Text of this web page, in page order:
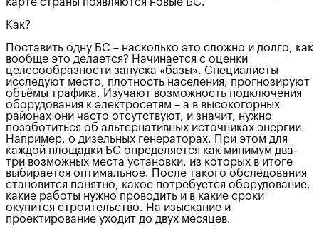
Как?
Поставить одну БС – насколько это сложно и долго, как
вообще это делается? Начинается с оценки
целесообразности запуска «базы». Специалисты
исследуют место, плотность населения, прогнозируют
объёмы трафика. Изучают возможность подключения
оборудования к электросетям – а в высокогорных
районах они часто отсутствуют, и значит, нужно
позаботиться об альтернативных источниках энергии.
Например, о дизельных генераторах. При этом для
каждой площадки БС определяется как минимум два-
три возможных места установки, из которых в итоге
выбирается оптимальное. После такого обследования
становится понятно, какое потребуется оборудование,
какие работы нужно проводить и в какие сроки
окупится строительство. На изыскание и
проектирование уходит до двух месяцев.